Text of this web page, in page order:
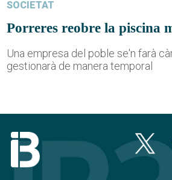
SOCIETAT
Porreres reobre la piscina
Una empresa del poble se'n farà
gestionarà de manera temporal